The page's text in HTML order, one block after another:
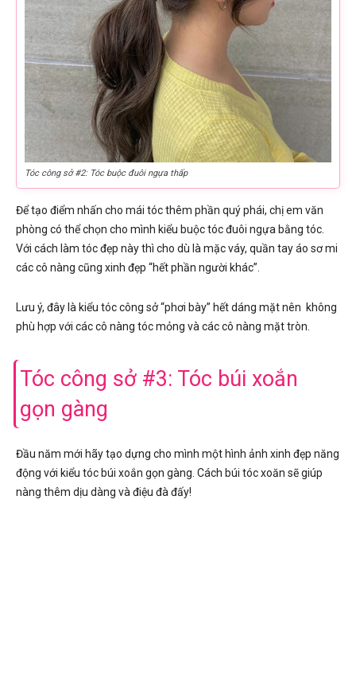
Tóc công sở #2: Tóc buộc đuôi ngựa thấp
Để tạo điểm nhấn cho mái tóc thêm phần quý phái, chị em văn
phòng có thể chọn cho mình kiểu buộc tóc đuôi ngựa bằng tóc.
Với cách làm tóc đẹp này thì cho dù là mặc váy, quần tay áo sơ mi
các cô nàng cũng xinh đẹp “hết phần người khác”.
Lưu ý, đây là kiểu tóc công sở “phơi bày” hết dáng mặt nên không
phù hợp với các cô nàng tóc mỏng và các cô nàng mặt tròn.
Tóc công sở #3: Tóc búi xoắn
gọn gàng
Đầu năm mới hãy tạo dựng cho mình một hình ảnh xinh đẹp năng
động với kiểu tóc búi xoắn gọn gàng. Cách búi tóc xoăn sẽ giúp
nàng thêm dịu dàng và điệu đà đấy!